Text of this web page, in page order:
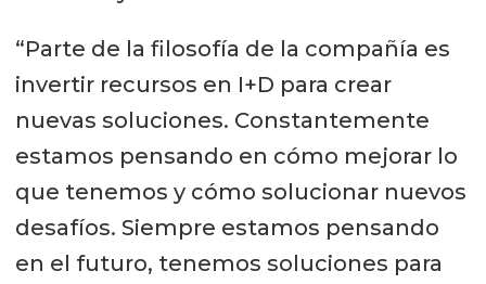
“Parte de la filosofía de la compañía es
invertir recursos en I+D para crear
nuevas soluciones. Constantemente
estamos pensando en cómo mejorar lo
que tenemos y cómo solucionar nuevos
desafíos. Siempre estamos pensando
en el futuro, tenemos soluciones para